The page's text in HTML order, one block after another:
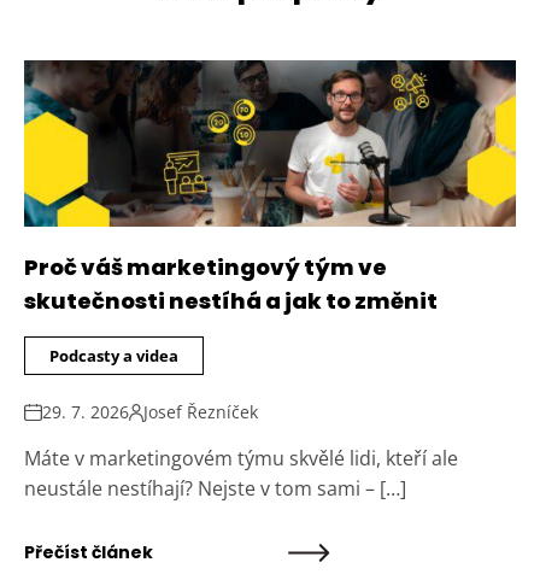
Proč váš marketingový tým ve
skutečnosti nestíhá a jak to změnit
Podcasty a videa
29. 7. 2026 Josef Řezníček
Máte v marketingovém týmu skvělé lidi, kteří ale
neustále nestíhají? Nejste v tom sami – […]
Přečíst článek